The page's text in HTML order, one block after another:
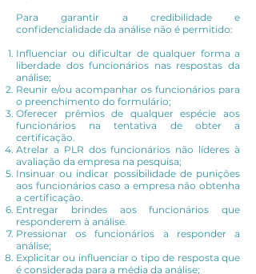
Para garantir a credibilidade e
confidencialidade da análise não é permitido:
Influenciar ou dificultar de qualquer forma a
liberdade dos funcionários nas respostas da
análise;
Reunir e/ou acompanhar os funcionários para
o preenchimento do formulário;
Oferecer prêmios de qualquer espécie aos
funcionários na tentativa de obter a
certificação.
Atrelar a PLR dos funcionários não líderes à
avaliação da empresa na pesquisa;
Insinuar ou indicar possibilidade de punições
aos funcionários caso a empresa não obtenha
a certificação.
Entregar brindes aos funcionários que
responderem à análise.
Pressionar os funcionários a responder a
análise;
Explicitar ou influenciar o tipo de resposta que
é considerada para a média da análise;